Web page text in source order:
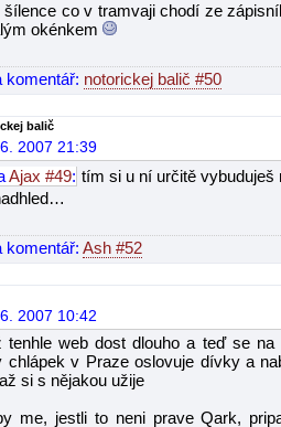
co v tramvaji chodí ze
okénkem
komentář: notorickej balič #50
balič
2007 21:39
Ajax #49: tím si u ní určitě
komentář: Ash #52
2007 10:42
tenhle web dost dlouho a teď se na
chlápek v Praze oslovuje dívky a
si s nějakou užije
me, jestli to neni prave Qark,